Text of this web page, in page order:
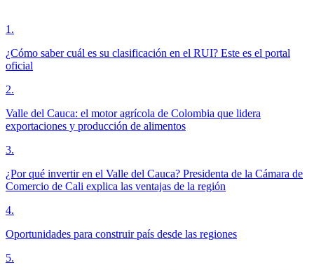
1 .
¿Cómo saber cuál es su clasificación en el RUI? Este es el portal
oficial
2.
Valle del Cauca: el motor agrícola de Colombia que lidera
exportaciones y producción de alimentos
3.
¿Por qué invertir en el Valle del Cauca? Presidenta de la Cámara de
Comercio de Cali explica las ventajas de la región
4.
Oportunidades para construir país desde las regiones
5.